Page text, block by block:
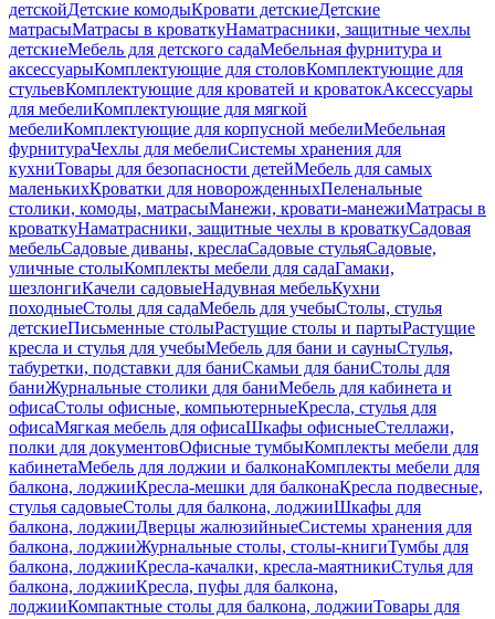
детскойДетские комодыКровати детскиеДетские
матрасыМатрасы в кроваткуНаматрасники, защитные чехлы
детскиеМебель для детского садаМебельная фурнитура и
аксессуарыКомплектующие для столовКомплектующие для
стульевКомплектующие для кроватей и кроватокАксессуары
для мебелиКомплектующие для мягкой
мебелиКомплектующие для корпусной мебелиМебельная
фурнитураЧехлы для мебелиСистемы хранения для
кухниТовары для безопасности детейМебель для самых
маленькихКроватки для новорожденныхПеленальные
столики, комоды, матрасыМанежи, кровати-манежиМатрасы в
кроваткуНаматрасники, защитные чехлы в кроваткуСадовая
мебельСадовые диваны, креслаСадовые стульяСадовые,
уличные столыКомплекты мебели для садаГамаки,
шезлонгиКачели садовыеНадувная мебельКухни
походныеСтолы для садаМебель для учебыСтолы, стулья
детскиеПисьменные столыРастущие столы и партыРастущие
кресла и стулья для учебыМебель для бани и сауныСтулья,
табуретки, подставки для баниСкамьи для баниСтолы для
баниЖурнальные столики для баниМебель для кабинета и
офисаСтолы офисные, компьютерныеКресла, стулья для
офисаМягкая мебель для офисаШкафы офисныеСтеллажи,
полки для документовОфисные тумбыКомплекты мебели для
кабинетаМебель для лоджии и балконаКомплекты мебели для
балкона, лоджииКресла-мешки для балконаКресла подвесные,
стулья садовыеСтолы для балкона, лоджииШкафы для
балкона, лоджииДверцы жалюзийныеСистемы хранения для
балкона, лоджииЖурнальные столы, столы-книгиТумбы для
балкона, лоджииКресла-качалки, кресла-маятникиСтулья для
балкона, лоджииКресла, пуфы для балкона,
лоджииКомпактные столы для балкона, лоджииТовары для